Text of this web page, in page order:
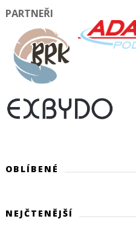
PARTNEŘI
OBLÍBENÉ
NEJČTENĚJŠÍ